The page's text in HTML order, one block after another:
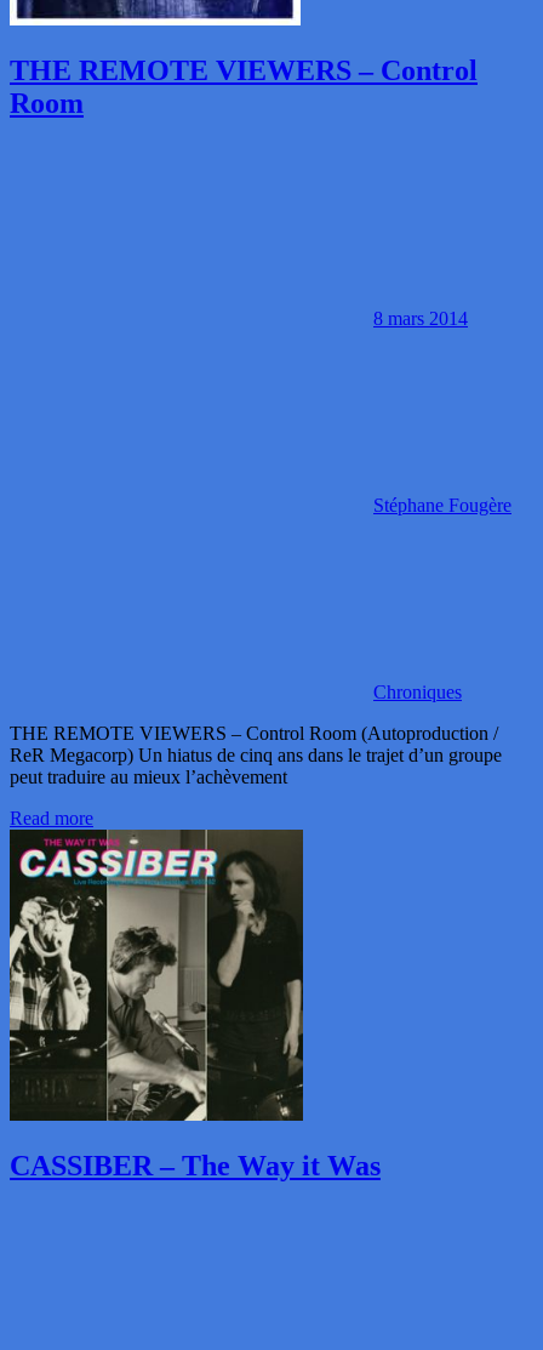
THE REMOTE VIEWERS – Control
Room
8 mars 2014
Stéphane Fougère
Chroniques
THE REMOTE VIEWERS – Control Room (Autoproduction /
ReR Megacorp) Un hiatus de cinq ans dans le trajet d’un groupe
peut traduire au mieux l’achèvement
Read more
CASSIBER – The Way it Was